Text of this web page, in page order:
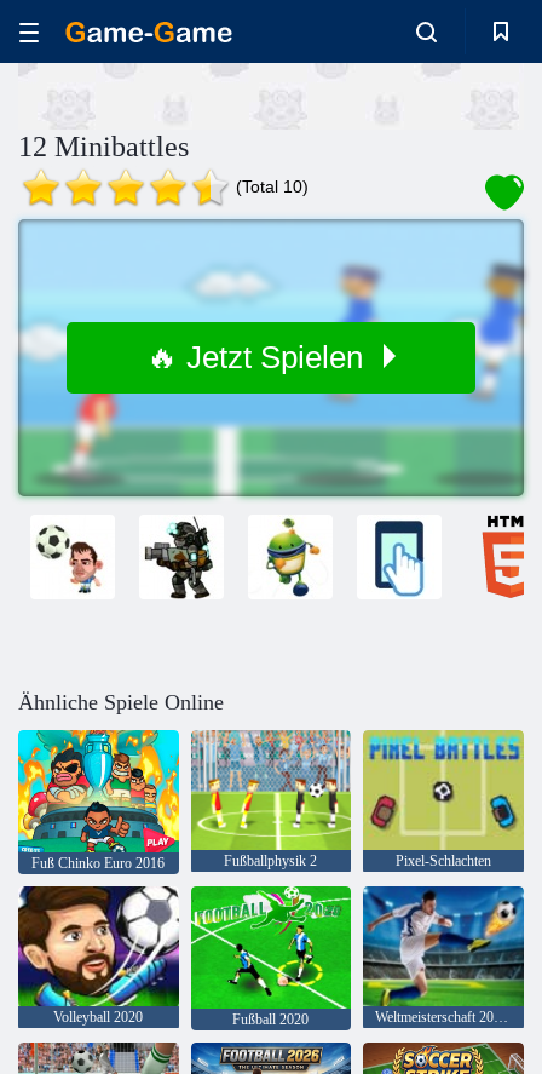
12 Minibattles
(Total 10)
🔥 Jetzt Spielen
Ähnliche Spiele Online
Fuß Chinko Euro 2016 Fußballphysik 2 Pixel-Schlachten
Volleyball 2020 Fußball 2020 Weltmeisterschaft 2020 Fußball